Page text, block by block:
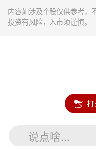
内容如涉及个股仅供参考，
投资有风险，入市须谨慎。
说点啥...